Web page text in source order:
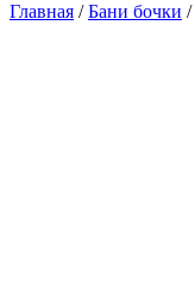
Главная /Бани бочки /